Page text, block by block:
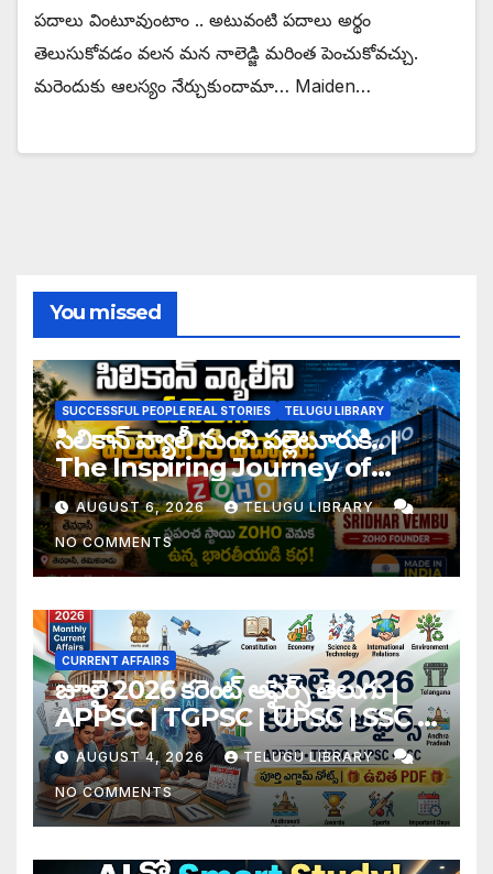
పదాలు వింటూవుంటాం .. అటువంటి పదాలు అర్థం
తెలుసుకోవడం వలన మన నాలెడ్జి మరింత పెంచుకోవచ్చు.
మరెందుకు ఆలస్యం నేర్చుకుందామా… Maiden…
You missed
SUCCESSFUL PEOPLE REAL STORIES TELUGU LIBRARY
సిలికాన్ వ్యాలీ నుంచి పల్లెటూరుకి.. |
The Inspiring Journey of
Zoho Founder Sridhar
Vembu
AUGUST 6, 2026 TELUGU LIBRARY
NO COMMENTS
CURRENT AFFAIRS
జూలై 2026 కరెంట్ అఫైర్స్ తెలుగు |
APPSC | TGPSC | UPSC | SSC |
Banking Exam Notes
AUGUST 4, 2026 TELUGU LIBRARY
NO COMMENTS